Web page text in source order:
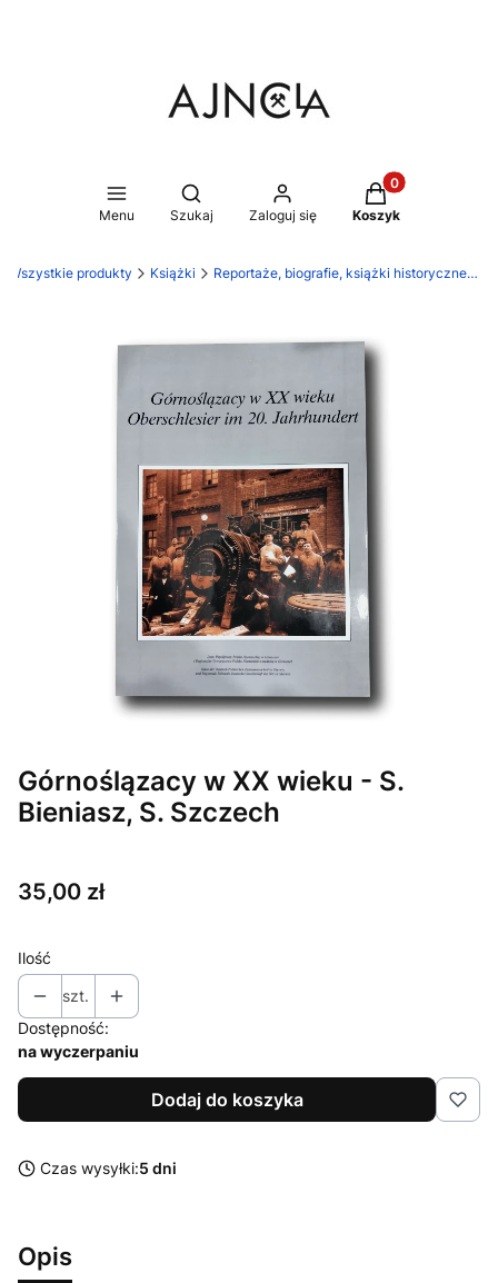
Menu
Otwórz wyszukiwarkę
Szukaj Zaloguj się
Produkty w
Koszyk
Wszystkie produkty Książki Reportaże, biografie, książki historyczne, publikacje naukowe
Górnoślązacy w XX wieku - S.
Bieniasz, S. Szczech
Cena
35,00 zł
Ilość
szt.
Dostępność:
na wyczerpaniu
Dodaj do koszyka
Czas wysyłki:5 dni
Opis